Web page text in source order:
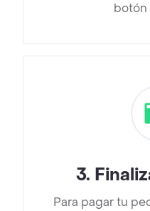
botón
3.
Para pagar tu